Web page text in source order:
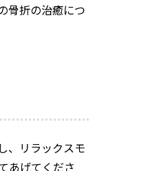
骨折の治癒につ
、リラックスモ
あげてくださ